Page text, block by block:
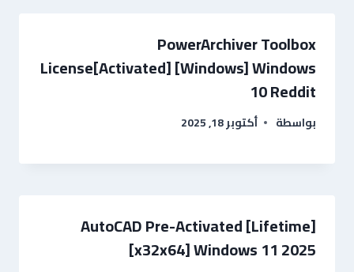
PowerArchiver Toolbox
License[Activated] [Windows] Windows
10 Reddit
بواسطة أكتوبر 18, 2025
AutoCAD Pre-Activated [Lifetime]
[x32x64] Windows 11 2025